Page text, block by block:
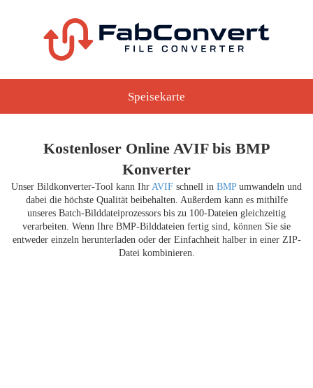
Speisekarte
Kostenloser Online AVIF bis BMP
Konverter
Unser Bildkonverter-Tool kann Ihr AVIF schnell in BMPumwandeln und
dabei die höchste Qualität beibehalten. Außerdem kann es mithilfe
unseres Batch-Bilddateiprozessors bis zu 100-Dateien gleichzeitig
verarbeiten. Wenn Ihre BMP-Bilddateien fertig sind, können Sie sie
entweder einzeln herunterladen oder der Einfachheit halber in einer ZIP-
Datei kombinieren.